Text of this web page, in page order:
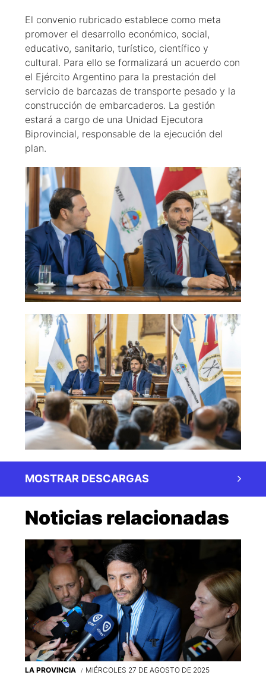
El convenio rubricado establece como meta
promover el desarrollo económico, social,
educativo, sanitario, turístico, científico y
cultural. Para ello se formalizará un acuerdo con
el Ejército Argentino para la prestación del
servicio de barcazas de transporte pesado y la
construcción de embarcaderos. La gestión
estará a cargo de una Unidad Ejecutora
Biprovincial, responsable de la ejecución del
plan.
MOSTRAR DESCARGAS
Noticias relacionadas
LA PROVINCIA MIÉRCOLES 27 DE AGOSTO DE 2025